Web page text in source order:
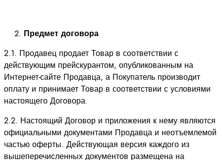
Предмет договора
2.1. Продавец продает Товар в соответствии с
действующим прейскурантом, опубликованным на
Интернет-сайте Продавца, а Покупатель производит
оплату и принимает Товар в соответствии с условиями
настоящего Договора.
2.2. Настоящий Договор и приложения к нему являются
официальными документами Продавца и неотъемлемой
частью оферты. Действующая версия каждого из
вышеперечисленных документов размещена на